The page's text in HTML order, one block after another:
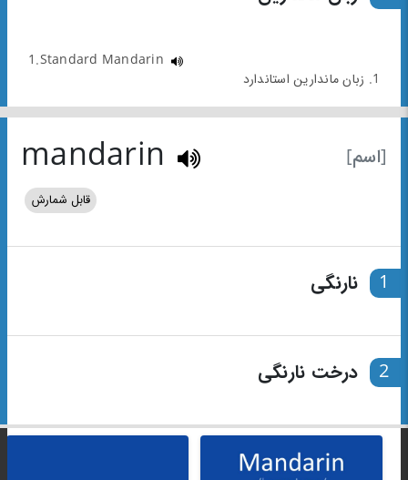
1.Standard Mandarin
1. زبان ماندارین استاندارد
[اسم] mandarin
قابل شمارش
1 نارنگی
2 درخت نارنگی